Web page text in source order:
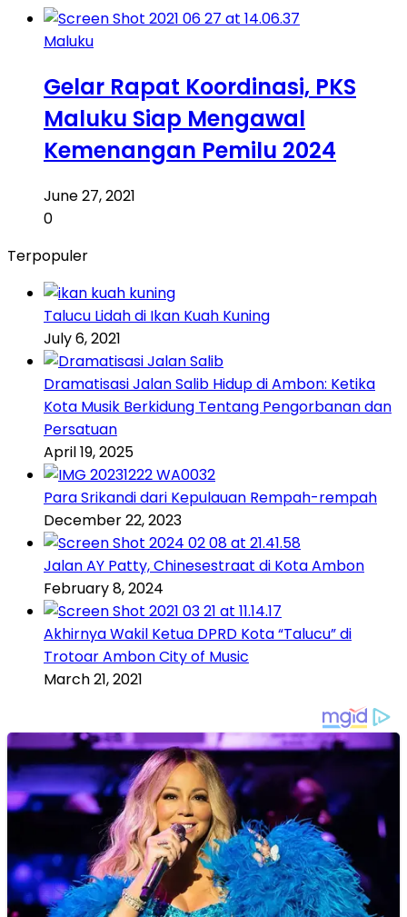
Maluku
Gelar Rapat Koordinasi, PKS
Maluku Siap Mengawal
Kemenangan Pemilu 2024
June 27, 2021
0
Terpopuler
Talucu Lidah di Ikan Kuah Kuning
July 6, 2021
Dramatisasi Jalan Salib Hidup di Ambon: Ketika
Kota Musik Berkidung Tentang Pengorbanan dan
Persatuan
April 19, 2025
Para Srikandi dari Kepulauan Rempah-rempah
December 22, 2023
Jalan AY Patty, Chinesestraat di Kota Ambon
February 8, 2024
Akhirnya Wakil Ketua DPRD Kota “Talucu” di
Trotoar Ambon City of Music
March 21, 2021